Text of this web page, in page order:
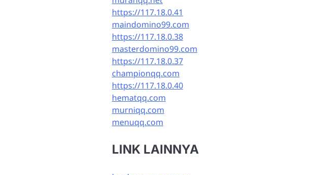
https://117.18.0.41
maindomino99.com
https://117.18.0.38
masterdomino99.com
https://117.18.0.37
championqq.com
https://117.18.0.40
hematqq.com
murniqq.com
menuqq.com
LINK LAINNYA